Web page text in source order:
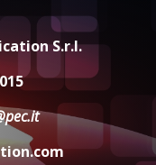
il piano
del
d’Italia,
Consiglio
S.r.l.